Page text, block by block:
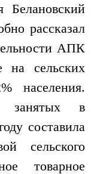
Белановский
рассказал
АПК
на сельских
населения.
занятых в
составила
сельского
товарное